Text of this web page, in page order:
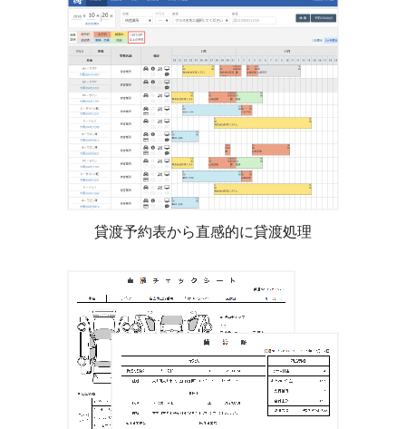
貸渡予約表から直感的に貸渡処理